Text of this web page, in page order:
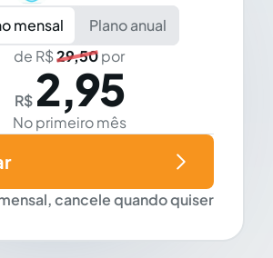
mensal
Plano anual
de R$29,50por
R$ 2,95
No primeiro mês
cancele quando quiser